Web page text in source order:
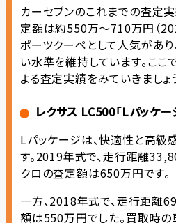
カーセブンのこれまでの査定
定額は約550万〜710万円（
ポーツクーペとして人気があ
い水準を維持しています。ここ
よる査定実績をみていきましょ
レクサス LC500「Lパッケ
Lパッケージは、快適性と高級
す。2019年式で、走行距離
クロの査定額は650万円です。
一方、2018年式で、走行距離
額は550万円でした。買取時の